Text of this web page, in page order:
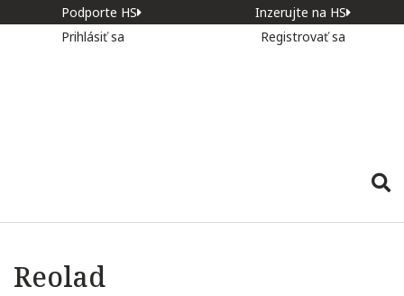
Podporte HS
Inzerujte na HS
Prihlásiť sa
Registrovať sa
Reolad